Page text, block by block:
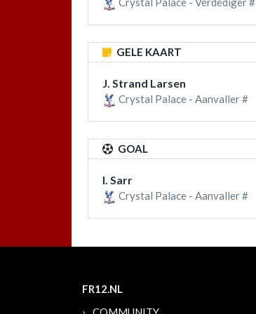
GELE KAART
J. Strand Larsen
Crystal Palace - Aanvaller #
GOAL
I. Sarr
Crystal Palace - Aanvaller #
FR12.NL